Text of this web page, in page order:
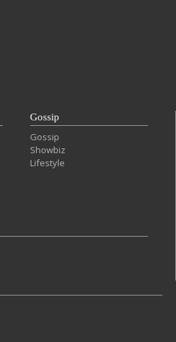
Gossip
Gossip
Showbiz
Lifestyle